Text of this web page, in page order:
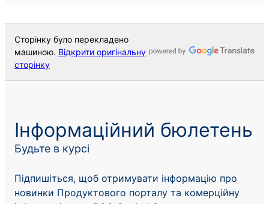
Сторінку було перекладено
машиною. Відкрити оригінальну
сторінку
Інформаційний бюлетень
Будьте в курсі
Підпишіться, щоб отримувати інформацію про
новинки Продуктового порталу та комерційну